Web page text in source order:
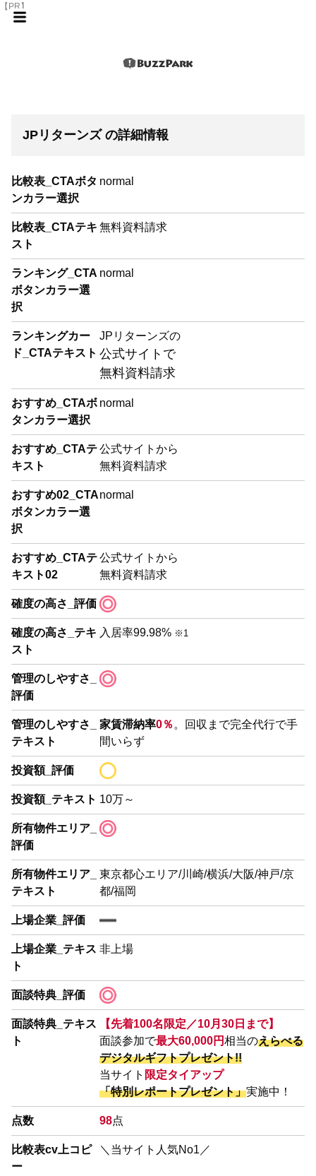
【PR】
JPリターンズ の詳細情報
比較表_CTAボタ
ンカラー選択
normal
比較表_CTAテキ
スト
無料資料請求
ランキング_CTA
ボタンカラー選
択
normal
ランキングカー
ド_CTAテキスト
JPリターンズの
公式サイトで
無料資料請求
おすすめ_CTAボ
タンカラー選択
normal
おすすめ_CTAテ
キスト
公式サイトから
無料資料請求
おすすめ02_CTA
ボタンカラー選
択
normal
おすすめ_CTAテ
キスト02
公式サイトから
無料資料請求
確度の高さ_評価
確度の高さ_テキ
スト
入居率99.98% ※1
管理のしやすさ_
評価
管理のしやすさ_
テキスト
家賃滞納率0％ 。回収まで完全代行で手
間いらず
投資額_評価
投資額_テキスト 10万～
所有物件エリア_
評価
所有物件エリア_
テキスト
東京都心エリア/川崎/横浜/大阪/神戸/京
都/福岡
上場企業_評価
上場企業_テキス
ト
非上場
面談特典_評価
面談特典_テキス
ト
【先着100名限定／10月30日まで】
面談参加で最大60,000円相当のえらべる
デジタルギフトプレゼント!!
当サイト 限定タイアップ
「特別レポートプレゼント」実施中！
点数 98点
比較表cv上コピ
ー
＼当サイト人気No1／